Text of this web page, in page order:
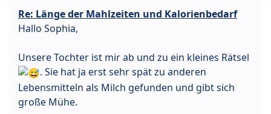
Re: Länge der Mahlzeiten und Kalorienbedarf
Hallo Sophia,
Unsere Tochter ist mir ab und zu ein kleines Rätsel
. Sie hat ja erst sehr spät zu anderen
Lebensmitteln als Milch gefunden und gibt sich
große Mühe.